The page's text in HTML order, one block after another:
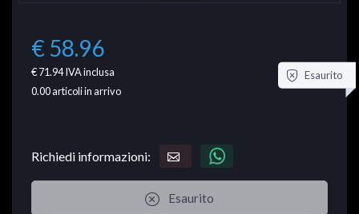
€ 58.96
€ 71.94IVA inclusa
0.00articoli in arrivo
Esaurito
Richiedi informazioni:
Esaurito